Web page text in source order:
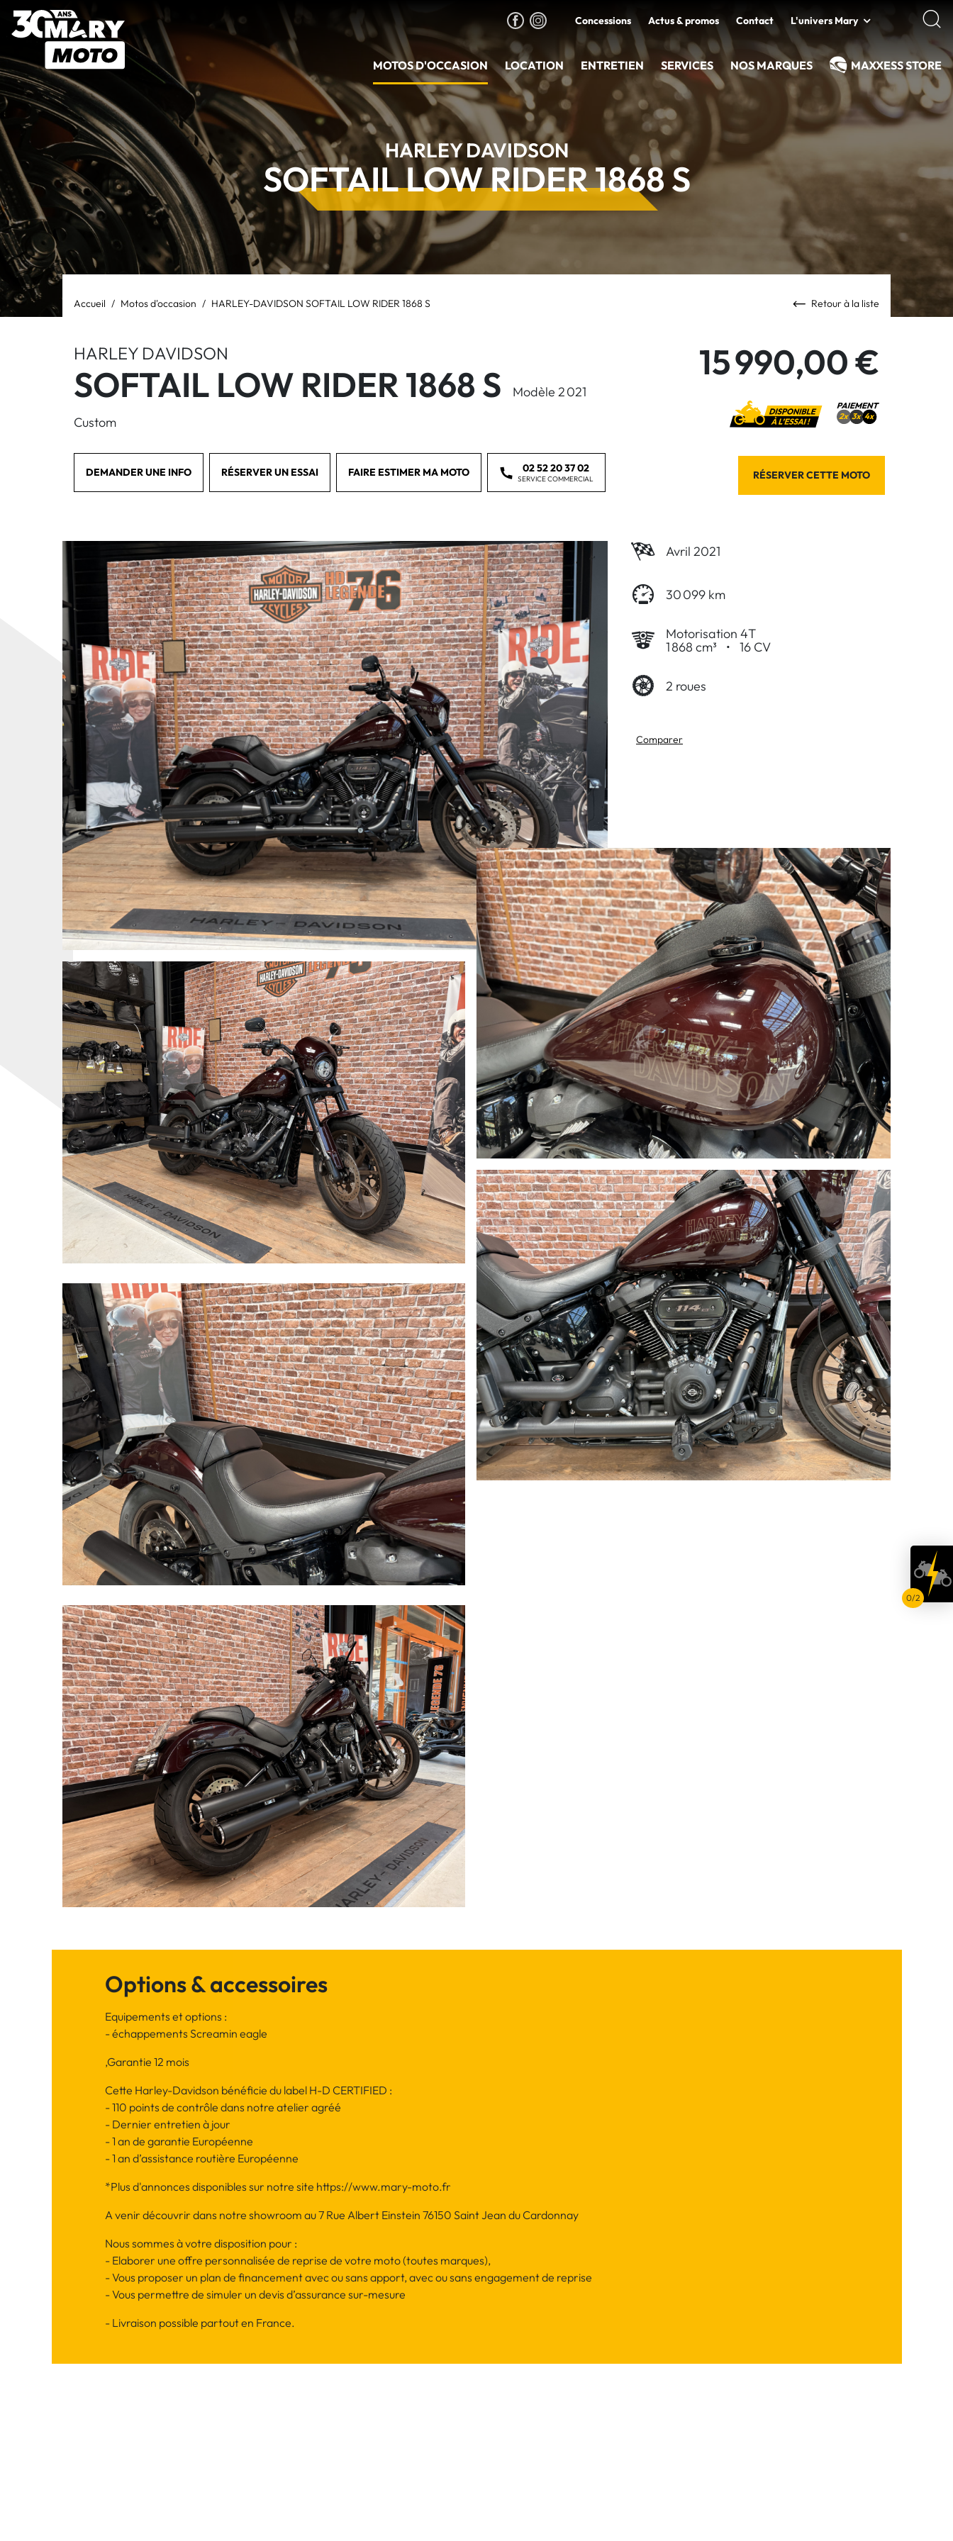
Concessions Actus & promos Contact L'univers Mary
MOTOS D'OCCASION LOCATION ENTRETIEN SERVICES NOS MARQUES MAXXESS STORE
HARLEY DAVIDSON
SOFTAIL LOW RIDER 1868 S
Accueil Motos d'occasion HARLEY-DAVIDSON SOFTAIL LOW RIDER 1868 S Retour à la liste
HARLEY DAVIDSON
SOFTAIL LOW RIDER 1868 S
Modèle 2 021
Custom
15 990,00 €
DEMANDER UNE INFO RÉSERVER UN ESSAI FAIRE ESTIMER MA MOTO 02 52 20 37 02
SERVICE COMMERCIAL RÉSERVER CETTE MOTO
Avril 2021
30 099 km
Motorisation 4T
1 868 cm³ •16 CV
2 roues
Comparer
Options & accessoires
Equipements et options :
- échappements Screamin eagle
,Garantie 12 mois
Cette Harley-Davidson bénéficie du label H-D CERTIFIED :
- 110 points de contrôle dans notre atelier agréé
- Dernier entretien à jour
- 1 an de garantie Européenne
- 1 an d’assistance routière Européenne
*Plus d'annonces disponibles sur notre site https://www.mary-moto.fr
A venir découvrir dans notre showroom au 7 Rue Albert Einstein 76150 Saint Jean du Cardonnay
Nous sommes à votre disposition pour :
- Elaborer une offre personnalisée de reprise de votre moto (toutes marques),
- Vous proposer un plan de financement avec ou sans apport, avec ou sans engagement de reprise
- Vous permettre de simuler un devis d’assurance sur-mesure
- Livraison possible partout en France.